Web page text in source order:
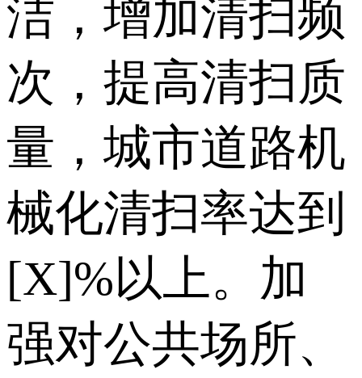
洁，增加清扫频
次，提高清扫质
量，城市道路机
械化清扫率达到
[X]%以上。加
强对公共场所、